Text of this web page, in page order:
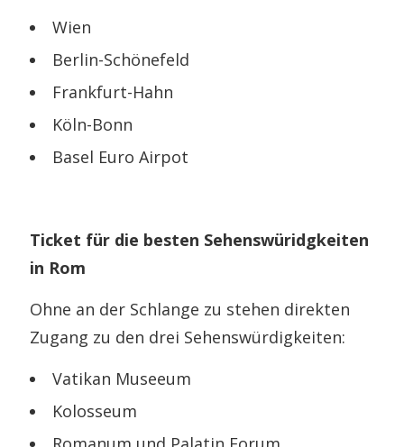
Wien
Berlin-Schönefeld
Frankfurt-Hahn
Köln-Bonn
Basel Euro Airpot
Ticket für die besten Sehenswüridgkeiten
in Rom
Ohne an der Schlange zu stehen direkten
Zugang zu den drei Sehenswürdigkeiten:
Vatikan Museeum
Kolosseum